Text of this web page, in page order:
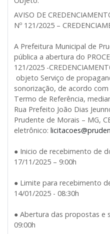
AVISO DE
Nº 121/2025 –
A Prefeitura Municipal de
pública a abertura do
121/2025 -
objeto Serviço de
sonorização, de acordo
Termo de Referência,
Rua Prefeito João Dias
Prudente de Morais – MG,
eletrônico:
● Inicio de recebimento de
17/11/2025 – 9:00h
● Limite para recebimento
14/01/2025 - 08:30h
● Abertura das propostas e
09:00h